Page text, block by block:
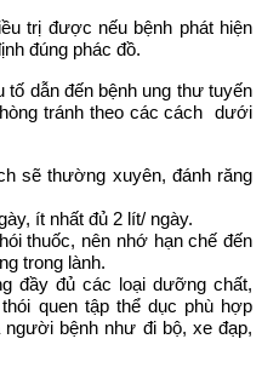
trị được nếu bệnh phát hiện
đúng phác đồ.
dẫn đến bệnh ung thư tuyến
tránh theo các cách dưới
sẽ thường xuyên, đánh răng
ít nhất đủ 2 lít/ ngày.
thuốc, nên nhớ hạn chế đến
trong lành.
đầy đủ các loại dưỡng chất,
quen tập thể dục phù hợp
bệnh như đi bộ, xe đạp,